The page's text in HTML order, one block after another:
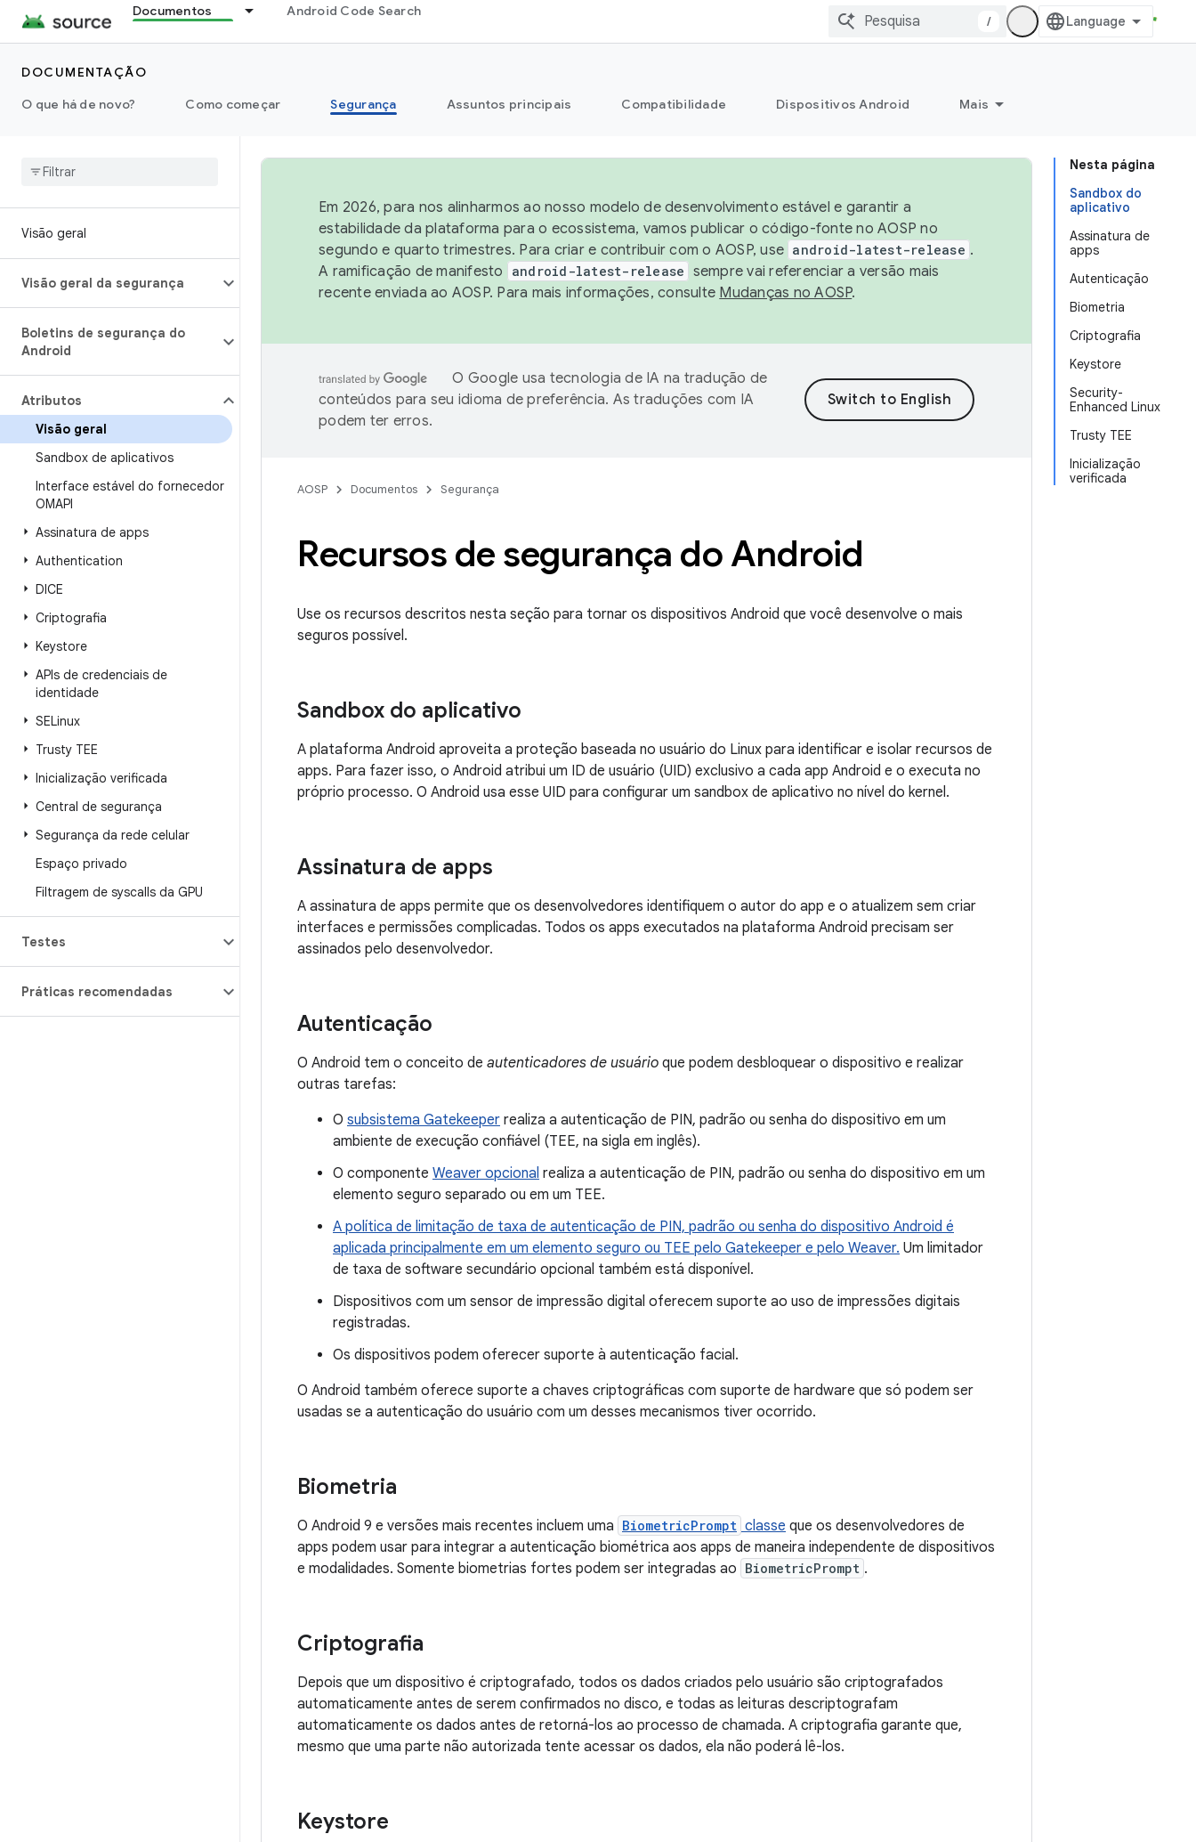
Documentos Android Code Search
/
DOCUMENTAÇÃO
O que há de novo?
Como começar Segurança Assuntos principais Compatibilidade Dispositivos Android Mais
Visão geral
Visão geral da segurança
Boletins de segurança do
Android
Atributos
Visão geral
Sandbox de aplicativos
Interface estável do fornecedor
OMAPI
Assinatura de apps
Authentication
DICE
Criptografia
Keystore
APIs de credenciais de
identidade
SELinux
Trusty TEE
Inicialização verificada
Central de segurança
Segurança da rede celular
Espaço privado
Filtragem de syscalls da GPU
Testes
Práticas recomendadas
Nesta página
Sandbox do
aplicativo
Assinatura de
apps
Autenticação
Biometria
Criptografia
Keystore
Security-
Enhanced Linux
Trusty TEE
Inicialização
verificada
Em 2026, para nos alinharmos ao nosso modelo de desenvolvimento estável e garantir a
estabilidade da plataforma para o ecossistema, vamos publicar o código-fonte no AOSP no
segundo e quarto trimestres. Para criar e contribuir com o AOSP, use android-latest-release .
A ramificação de manifesto
android-latest-release sempre vai referenciar a versão mais
recente enviada ao AOSP. Para mais informações, consulte Mudanças no AOSP.
O Google usa tecnologia de IA na tradução de
conteúdos para seu idioma de preferência. As traduções com IA
podem ter erros.
AOSP Documentos Segurança
Recursos de segurança do Android
Use os recursos descritos nesta seção para tornar os dispositivos Android que você desenvolve o mais
seguros possível.
Sandbox do aplicativo
A plataforma Android aproveita a proteção baseada no usuário do Linux para identificar e isolar recursos de
apps. Para fazer isso, o Android atribui um ID de usuário (UID) exclusivo a cada app Android e o executa no
próprio processo. O Android usa esse UID para configurar um sandbox de aplicativo no nível do kernel.
Assinatura de apps
A assinatura de apps permite que os desenvolvedores identifiquem o autor do app e o atualizem sem criar
interfaces e permissões complicadas. Todos os apps executados na plataforma Android precisam ser
assinados pelo desenvolvedor.
Autenticação
O Android tem o conceito de autenticadores de usuário que podem desbloquear o dispositivo e realizar
outras tarefas:
O subsistema Gatekeeper realiza a autenticação de PIN, padrão ou senha do dispositivo em um
ambiente de execução confiável (TEE, na sigla em inglês).
O componente Weaver opcional realiza a autenticação de PIN, padrão ou senha do dispositivo em um
elemento seguro separado ou em um TEE.
A política de limitação de taxa de autenticação de PIN, padrão ou senha do dispositivo Android é
aplicada principalmente em um elemento seguro ou TEE pelo Gatekeeper e pelo Weaver. Um limitador
de taxa de software secundário opcional também está disponível.
Dispositivos com um sensor de impressão digital oferecem suporte ao uso de impressões digitais
registradas.
Os dispositivos podem oferecer suporte à autenticação facial.
O Android também oferece suporte a chaves criptográficas com suporte de hardware que só podem ser
usadas se a autenticação do usuário com um desses mecanismos tiver ocorrido.
Biometria
O Android 9 e versões mais recentes incluem uma BiometricPrompt classe que os desenvolvedores de
apps podem usar para integrar a autenticação biométrica aos apps de maneira independente de dispositivos
e modalidades. Somente biometrias fortes podem ser integradas ao BiometricPrompt .
Criptografia
Depois que um dispositivo é criptografado, todos os dados criados pelo usuário são criptografados
automaticamente antes de serem confirmados no disco, e todas as leituras descriptografam
automaticamente os dados antes de retorná-los ao processo de chamada. A criptografia garante que,
mesmo que uma parte não autorizada tente acessar os dados, ela não poderá lê-los.
Keystore